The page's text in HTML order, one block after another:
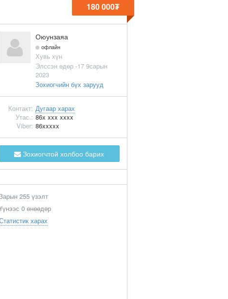
180 000₮
Оюунзаяа
офлайн
Хувь хүн
Элссэн өдөр -17 9сарын
2023
Зохиогчийн бүх зарууд
Контакт: Дугаар харах
Утас.: 86x xxx xxxx
Viber: 86xxxxx
Зохиогчтой холбоо барих
255 үзэлт
0 өнөөдөр
харах